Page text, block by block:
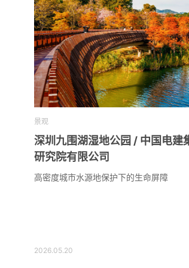
景观
深圳九围湖湿地公园 / 中国电建
研究院有限公司
高密度城市水源地保护下的生命屏障
2026.05.20